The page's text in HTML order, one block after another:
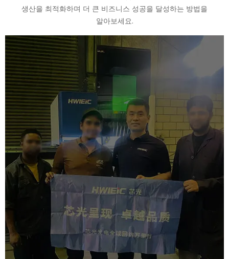
생산을 최적화하며 더 큰 비즈니스 성공을 달성하는 방법을
알아보세요.